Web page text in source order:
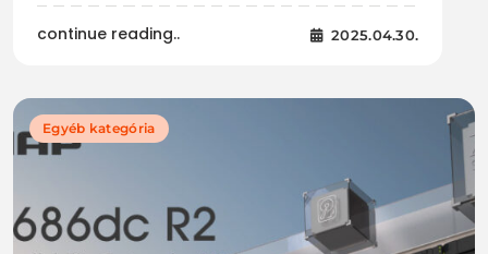
continue reading.. 2025.04.30.
Egyéb kategória